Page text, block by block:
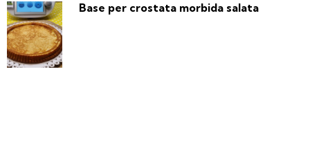
Base per crostata morbida salata